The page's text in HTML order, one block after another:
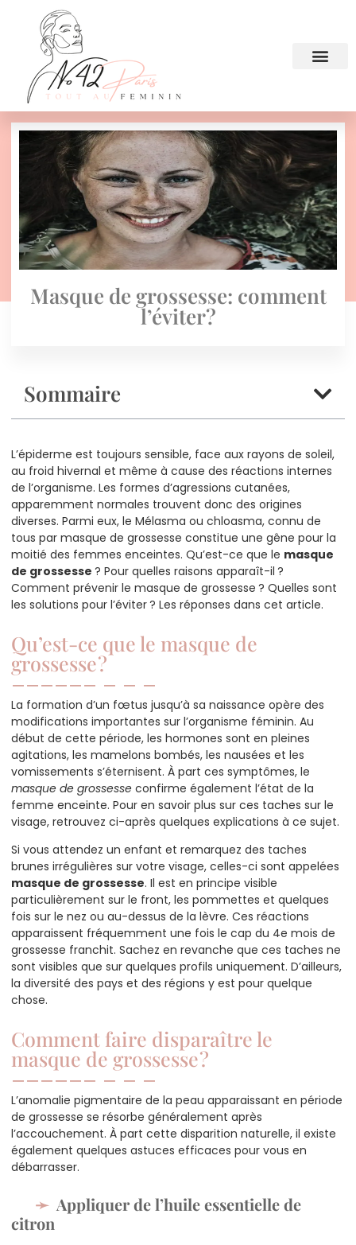
Masque de grossesse: comment
l’éviter?
Sommaire
L’épiderme est toujours sensible, face aux rayons de soleil,
au froid hivernal et même à cause des réactions internes
de l’organisme. Les formes d’agressions cutanées,
apparemment normales trouvent donc des origines
diverses. Parmi eux, le Mélasma ou chloasma, connu de
tous par masque de grossesse constitue une gêne pour la
moitié des femmes enceintes. Qu’est-ce que le masque
de grossesse ? Pour quelles raisons apparaît-il ?
Comment prévenir le masque de grossesse ? Quelles sont
les solutions pour l’éviter ? Les réponses dans cet article.
Qu’est-ce que le masque de
grossesse ?
La formation d’un fœtus jusqu’à sa naissance opère des
modifications importantes sur l’organisme féminin. Au
début de cette période, les hormones sont en pleines
agitations, les mamelons bombés, les nausées et les
vomissements s’éternisent. À part ces symptômes, le
masque de grossesse confirme également l’état de la
femme enceinte. Pour en savoir plus sur ces taches sur le
visage, retrouvez ci-après quelques explications à ce sujet.
Si vous attendez un enfant et remarquez des taches
brunes irrégulières sur votre visage, celles-ci sont appelées
masque de grossesse. Il est en principe visible
particulièrement sur le front, les pommettes et quelques
fois sur le nez ou au-dessus de la lèvre. Ces réactions
apparaissent fréquemment une fois le cap du 4e mois de
grossesse franchit. Sachez en revanche que ces taches ne
sont visibles que sur quelques profils uniquement. D’ailleurs,
la diversité des pays et des régions y est pour quelque
chose.
Comment faire disparaître le
masque de grossesse ?
L’anomalie pigmentaire de la peau apparaissant en période
de grossesse se résorbe généralement après
l’accouchement. À part cette disparition naturelle, il existe
également quelques astuces efficaces pour vous en
débarrasser.
Appliquer de l’huile essentielle de
citron